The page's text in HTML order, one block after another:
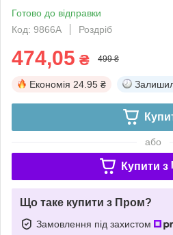
Готово до відправки
Код: 9866A
Роздріб
474,05 ₴ 499 ₴
Економія 24.95 ₴
або
Купити з
Що таке купити з Пром?
Замовлення під захистом